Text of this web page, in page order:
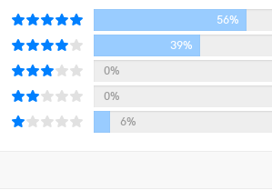
’이고 그것의 ‘외부’를 또다른 이야기가 감
뜨리는 에피파니”(276쪽)에 대해 논하는
’ 이야기를 통과하면서 발생하는 상호 영향
의 생생한 목소리에 귀기울이게 하는 귀한
을 기점으로 이제부터 너는 작가, 이 글부터
56%
39%
0%
0%
6%